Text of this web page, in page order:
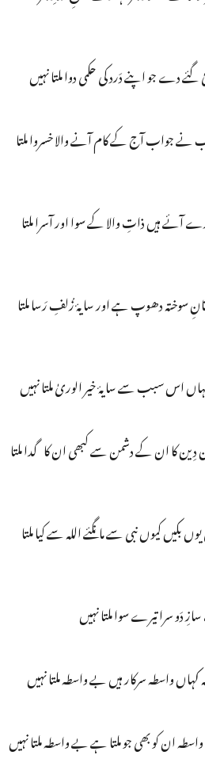
دے جو اپنے دَرد کی حکمی دوا ملتا نہیں
جواب آج کے کام آنے والا خسروا ملتا
ہیں ذاتِ والا کے سوا اور آسرا ملتا
سوختہ دھوپ ہے اور سایۂ زُلفِ رَسا ملتا
اس سبب سے سایۂ خیر الوریٰ ملتا نہیں
کا ان کے دشمن سے کبھی ان کا گدا ملتا
کیوں نبی سے مانگئے اللہ سے کیا ملتا
دَو سرا تیرے سوا ملتا نہیں
واسطہ سرکار ہیں بے واسطہ ملتا نہیں
ان کو بھی جو ملتا ہے بے واسطہ ملتا نہیں